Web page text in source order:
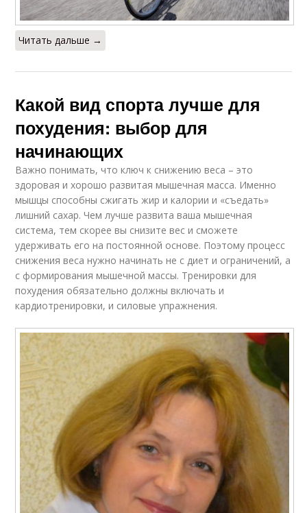
Читать дальше →
Какой вид спорта лучше для
похудения: выбор для
начинающих
Важно понимать, что ключ к снижению веса – это
здоровая и хорошо развитая мышечная масса. Именно
мышцы способны сжигать жир и калории и «съедать»
лишний сахар. Чем лучше развита ваша мышечная
система, тем скорее вы снизите вес и сможете
удерживать его на постоянной основе. Поэтому процесс
снижения веса нужно начинать не с диет и ограничений, а
с формирования мышечной массы. Тренировки для
похудения обязательно должны включать и
кардиотренировки, и силовые упражнения.